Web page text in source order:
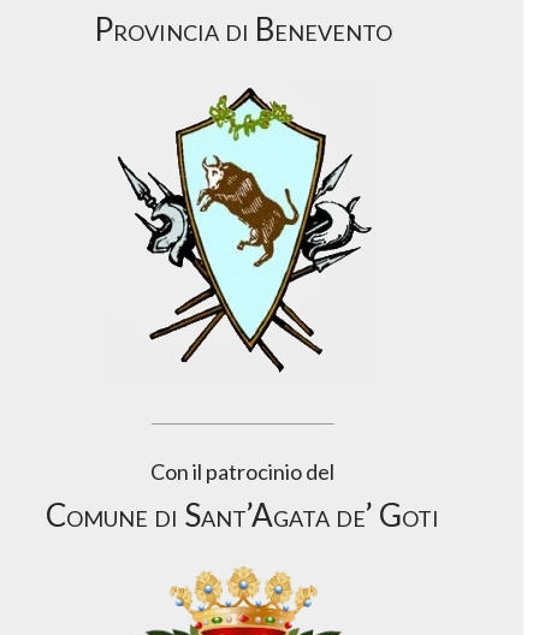
Provincia di Benevento
Con il patrocinio del
Comune di Sant’Agata de’ Goti